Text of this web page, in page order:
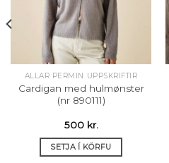
ALLAR PERMIN UPPSKRIFTIR
Cardigan med hulmønster
(nr 890111)
500 kr.
SETJA Í KÖRFU